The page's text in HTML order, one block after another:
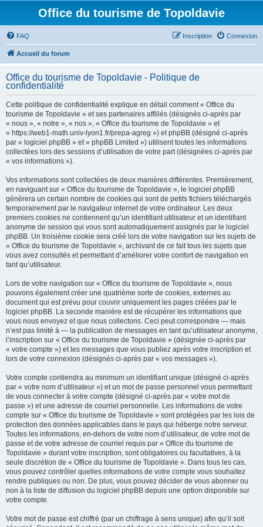
Office du tourisme de Topoldavie
FAQ Connexion
Inscription
Accueil du forum
Office du tourisme de Topoldavie - Politique de
confidentialité
Cette politique de confidentialité explique en détail comment « Office du
tourisme de Topoldavie » et ses partenaires affiliés (désignés ci-après par
« nous », « notre », « nos », « Office du tourisme de Topoldavie » et
« https://web1-math.univ-lyon1.fr/prepa-agreg ») et phpBB (désigné ci-après
par « logiciel phpBB » et « phpBB Limited ») utilisent toutes les informations
collectées lors des sessions d’utilisation de votre part (désignées ci-après par
« vos informations »).
Vos informations sont collectées de deux manières différentes. Premièrement,
en naviguant sur « Office du tourisme de Topoldavie », le logiciel phpBB
génèrera un certain nombre de cookies qui sont de petits fichiers téléchargés
temporairement par le navigateur internet de votre ordinateur. Les deux
premiers cookies ne contiennent qu’un identifiant utilisateur et un identifiant
anonyme de session qui vous sont automatiquement assignés par le logiciel
phpBB. Un troisième cookie sera créé lors de votre navigation sur les sujets de
« Office du tourisme de Topoldavie », archivant de ce fait tous les sujets que
vous avez consultés et permettant d’améliorer votre confort de navigation en
tant qu’utilisateur.
Lors de votre navigation sur « Office du tourisme de Topoldavie », nous
pouvons également créer une quatrième sorte de cookies, externes au
document qui est prévu pour couvrir uniquement les pages créées par le
logiciel phpBB. La seconde manière est de récupérer les informations que
vous nous envoyez et que nous collectons. Ceci peut correspondre — mais
n’est pas limité à — la publication de messages en tant qu’utilisateur anonyme,
l’inscription sur « Office du tourisme de Topoldavie » (désignée ci-après par
« votre compte ») et les messages que vous publiez après votre inscription et
lors de votre connexion (désignés ci-après par « vos messages »).
Votre compte contiendra au minimum un identifiant unique (désigné ci-après
par « votre nom d’utilisateur ») et un mot de passe personnel vous permettant
de vous connecter à votre compte (désigné ci-après par « votre mot de
passe ») et une adresse de courriel personnelle. Les informations de votre
compte sur « Office du tourisme de Topoldavie » sont protégées par les lois de
protection des données applicables dans le pays qui héberge notre serveur.
Toutes les informations, en-dehors de votre nom d’utilisateur, de votre mot de
passe et de votre adresse de courriel requis par « Office du tourisme de
Topoldavie » durant votre inscription, sont obligatoires ou facultatives, à la
seule discrétion de « Office du tourisme de Topoldavie ». Dans tous les cas,
vous pouvez contrôler quelles informations de votre compte vous souhaitez
rendre publiques ou non. De plus, vous pouvez décider de vous abonner ou
non à la liste de diffusion du logiciel phpBB depuis une option disponible sur
votre compte.
Votre mot de passe est chiffré (par un chiffrage à sens unique) afin qu’il soit